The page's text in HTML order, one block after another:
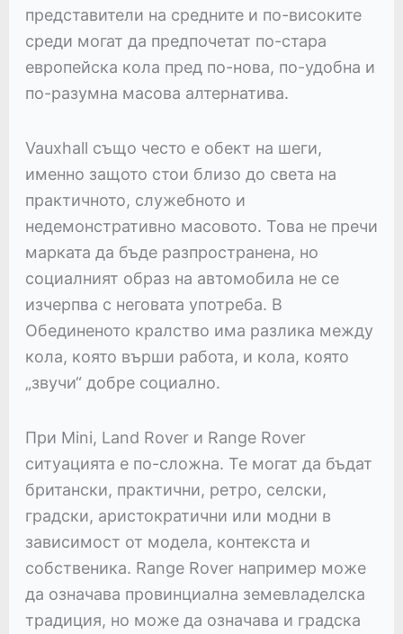
представители на средните и по-високите
среди могат да предпочетат по-стара
европейска кола пред по-нова, по-удобна и
по-разумна масова алтернатива.
Vauxhall също често е обект на шеги,
именно защото стои близо до света на
практичното, служебното и
недемонстративно масовото. Това не пречи
марката да бъде разпространена, но
социалният образ на автомобила не се
изчерпва с неговата употреба. В
Обединеното кралство има разлика между
кола, която върши работа, и кола, която
„звучи“ добре социално.
При Mini, Land Rover и Range Rover
ситуацията е по-сложна. Те могат да бъдат
британски, практични, ретро, селски,
градски, аристократични или модни в
зависимост от модела, контекста и
собственика. Range Rover например може
да означава провинциална земевладелска
традиция, но може да означава и градска